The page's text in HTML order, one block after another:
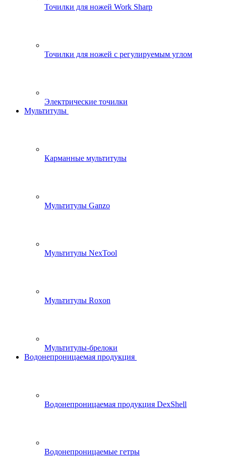
Точилки для ножей Work Sharp
Точилки для ножей с регулируемым углом
Электрические точилки
Мультитулы
Карманные мультитулы
Мультитулы Ganzo
Мультитулы NexTool
Мультитулы Roxon
Мультитулы-брелоки
Водонепроницаемая продукция
Водонепроницаемая продукция DexShell
Водонепроницаемые гетры